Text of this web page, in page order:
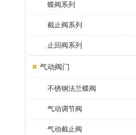
蝶阀系列
截止阀系列
止回阀系列
气动阀门
不锈钢法兰蝶阀
气动调节阀
气动截止阀